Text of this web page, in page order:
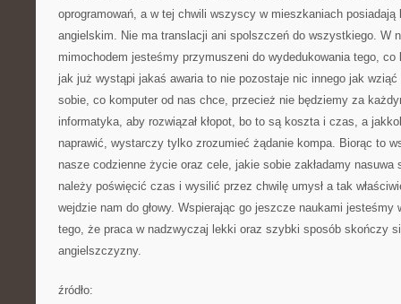
oprogramowań, a w tej chwili wszyscy w mieszkaniach
angielskim. Nie ma translacji ani spolszczeń do wszystkiego. W
mimochodem jesteśmy przymuszeni do wydedukowania tego,
jak już wystąpi jakaś awaria to nie pozostaje nic innego jak wziąć
sobie, co komputer od nas chce, przecież nie będziemy za
informatyka, aby rozwiązał kłopot, bo to są koszta i czas, a
naprawić, wystarczy tylko zrozumieć żądanie kompa. Biorąc to
nasze codzienne życie oraz cele, jakie sobie zakładamy nasuwa
należy poświęcić czas i wysilić przez chwilę umysł a tak
wejdzie nam do głowy. Wspierając go jeszcze naukami jesteśmy
tego, że praca w nadzwyczaj lekki oraz szybki sposób skończy
angielszczyzny.
źródło: